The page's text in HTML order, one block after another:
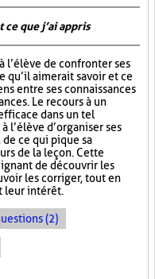
ce que j’ai appris
l’élève de confronter ses
qu’il aimerait savoir et ce
entre ses connaissances
Le recours à un
dans un tel
l’élève d’organiser ses
ce qui pique sa
de la leçon. Cette
de découvrir les
les corriger, tout en
leur intérêt.
(2)